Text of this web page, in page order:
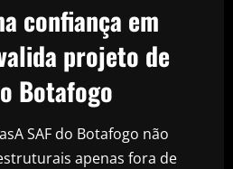
confiança em
projeto de
Botafogo
SAF do Botafogo não
apenas fora de